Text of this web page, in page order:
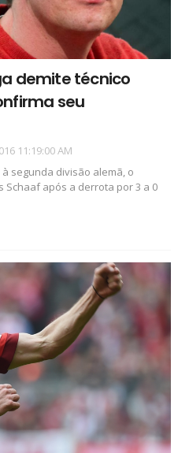
demite técnico
seu
11:19:00 AM
segunda divisão alemã, o
Schaaf após a derrota por 3 a 0